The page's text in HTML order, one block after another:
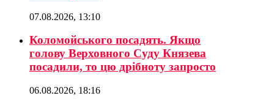
07.08.2026, 13:10
Коломойського посадять. Якщо
голову Верховного Суду Князева
посадили, то цю дрібноту запросто
06.08.2026, 18:16